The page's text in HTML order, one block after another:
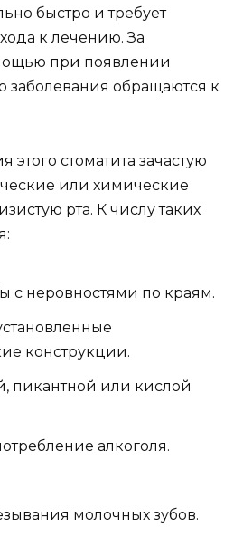
быстро и требует
к лечению. За
при появлении
заболевания обращаются к
стоматита зачастую
или химические
рта. К числу таких
с неровностями по краям.
конструкции.
пикантной или кислой
алкоголя.
молочных зубов.